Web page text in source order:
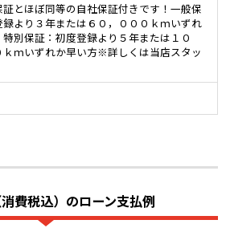
証とほぼ同等の自社保証付きです！一般保
より３年または６０，０００ｋｍいずれ
別保証：初度登録より５年または１０
ｋｍいずれか早い方※詳しくは当店スタッ
費税込）のローン支払例